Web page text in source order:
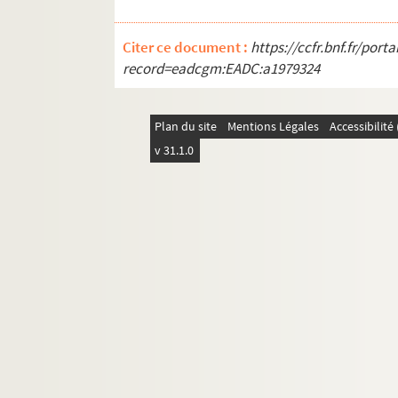
GM 1530. Hommes réparant un
GM 1531. Bord de mer : plage et
GM 1532. Saint-Valéry-sur-Somme.
GM 1533. Groupe d'hommes dont un
Citer ce document : https://ccfr.bnf.fr/
record=eadcgm:EADC:a1979324
Plan du site Mentions Légales
v 31.1.0